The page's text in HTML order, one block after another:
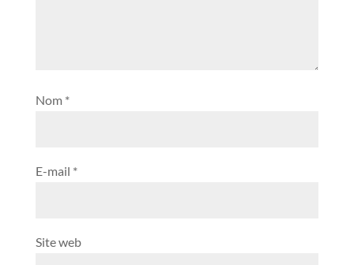
Nom *
E-mail *
Site web